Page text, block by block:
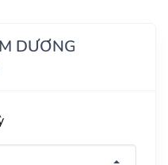
DƯƠNG